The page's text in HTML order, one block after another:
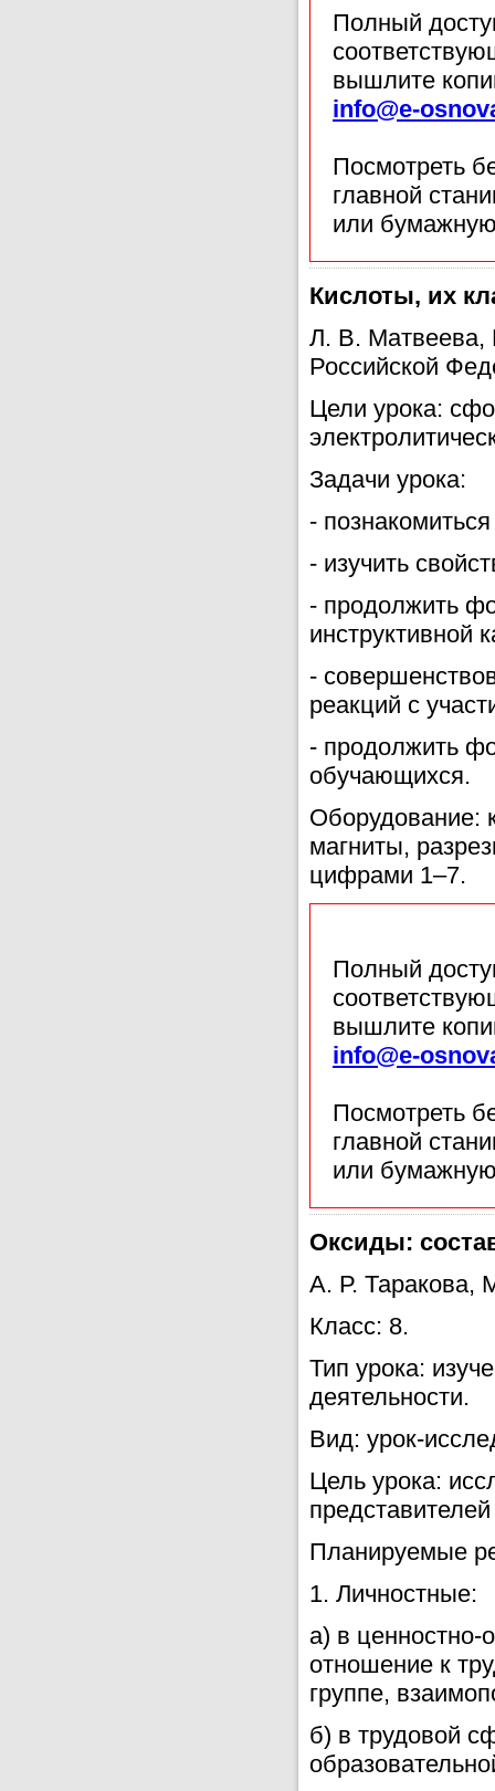
Полный
вышлите
info@e-
Посмотреть
главной
или
Кислоты, их
Л. В. Матвеева,
Российской
Цели урока:
Задачи урока:
-
- изучить
- продолжить
инструктивной
-
реакций с
- продолжить
обучающихся.
Оборудование:
магниты,
цифрами 1–7.
Полный
вышлите
info@e-
Посмотреть
главной
или
Оксиды:
А. Р.
Класс: 8.
Тип урока:
деятельности.
Вид: урок-
Цель урока:
Планируемые
1. Личностные:
а) в
отношение к
группе,
б) в трудовой